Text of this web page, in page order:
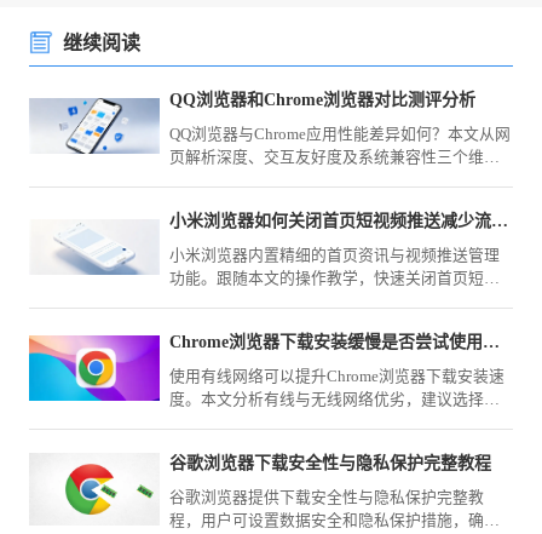
继续阅读
QQ浏览器和Chrome浏览器对比测评分析
QQ浏览器与Chrome应用性能差异如何？本文从网
页解析深度、交互友好度及系统兼容性三个维度
小米浏览器如何关闭首页短视频推送减少流量消耗
小米浏览器内置精细的首页资讯与视频推送管理
功能。跟随本文的操作教学，快速关闭首页短视
Chrome浏览器下载安装缓慢是否尝试使用有线网络
使用有线网络可以提升Chrome浏览器下载安装速
度。本文分析有线与无线网络优劣，建议选择更
谷歌浏览器下载安全性与隐私保护完整教程
谷歌浏览器提供下载安全性与隐私保护完整教
程，用户可设置数据安全和隐私保护措施，确保